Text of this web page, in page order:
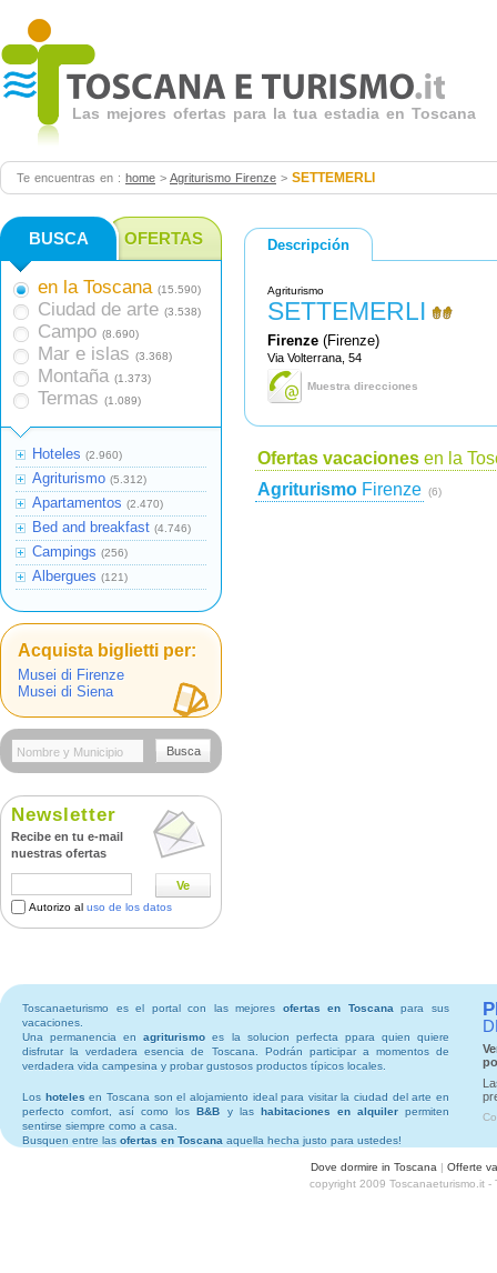
Las mejores ofertas para la tua estadia en Toscana
Te encuentras en : home > Agriturismo Firenze > SETTEMERLI
Descripción
Agriturismo
SETTEMERLI
Firenze (Firenze)
Via Volterrana, 54
Muestra direcciones
Ofertas vacaciones en la
Agriturismo Firenze (6)
BUSCA OFERTAS
en la Toscana (15.590)
Ciudad de arte (3.538)
Campo (8.690)
Mar e islas (3.368)
Montaña (1.373)
Termas (1.089)
Hoteles (2.960)
Agriturismo (5.312)
Apartamentos (2.470)
Bed and breakfast (4.746)
Campings (256)
Albergues (121)
Acquista biglietti per:
Musei di Firenze
Musei di Siena
Busca
Newsletter
Recibe en tu e-mail
nuestras ofertas
Ve
Autorizo al uso de los datos
Toscanaeturismo es el portal con las mejores ofertas en Toscana para sus
vacaciones.
Una permanencia enagriturismo es la solucion perfecta ppara quien quiere
disfrutar la verdadera esencia de Toscana. Podrán participar a momentos de
verdadera vida campesina y probar gustosos productos típicos locales.
Los hoteles en Toscana son el alojamiento ideal para visitar la ciudad del arte en
perfecto comfort, así como losB&B y las habitaciones en alquilerpermiten
sentirse siempre como a casa.
Busquen entre las ofertas en Toscana aquella hecha justo para ustedes!
Dove dormire in Toscana | Offerte
copyright 2009 Toscanaeturismo.it -